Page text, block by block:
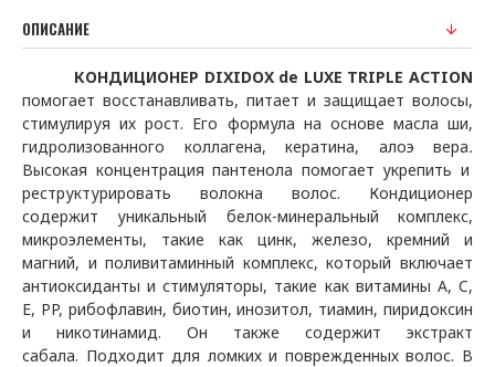
ОПИСАНИЕ
КОНДИЦИОНЕР DIXIDOXde LUXE TRIPLE ACTION
помогает восстанавливать, питает и защищает волосы,
стимулируя их рост. Его формула на основе масла ши,
гидролизованного коллагена, кератина,
алоэ вера.
Высокая концентрация пантенола помогает укрепить и
реструктурировать волокна волос.
Кондиционер
содержит уникальный белок-минеральный комплекс,
микроэлементы, такие как цинк, железо, кремний и
магний, и поливитаминный комплекс, который включает
антиоксиданты и стимуляторы, такие как витамины A,C,
E, PP, рибофлавин, биотин, инозитол, тиамин, пиридоксин
и никотинамид.
Он также содержит экстракт
сабала. Подходит для ломких и поврежденных волос. В